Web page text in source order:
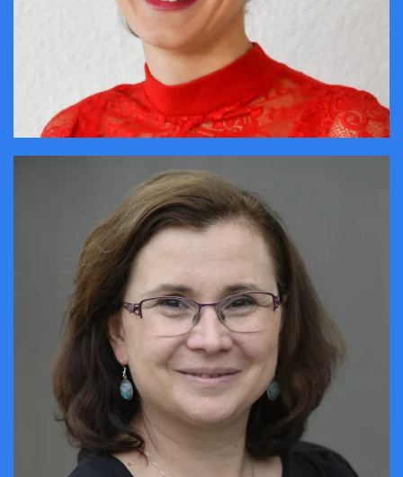
CONTACTER